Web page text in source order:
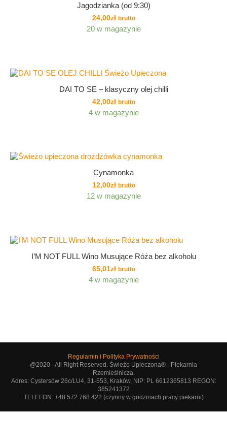
Jagodzianka (od 9:30)
24,00zł brutto
20 w magazynie
DAI TO SE – klasyczny olej chilli
42,00zł brutto
4 w magazynie
Cynamonka
12,00zł brutto
12 w magazynie
I’M NOT FULL Wino Musujące Róża bez alkoholu
65,01zł brutto
4 w magazynie
Regulamin i Polityka Prywatności
@2020 - All Right Reserved. Świeżo Upieczona® - Piekarnia
Rzemieślnicza.
Adres: Cystersów 26c/LU4, 31-553, Kraków, NIP: PL 6612365813 REGON:
385241372
TELEFON: +48 572 768 422 (czynny w godzinach pracy piekarni)